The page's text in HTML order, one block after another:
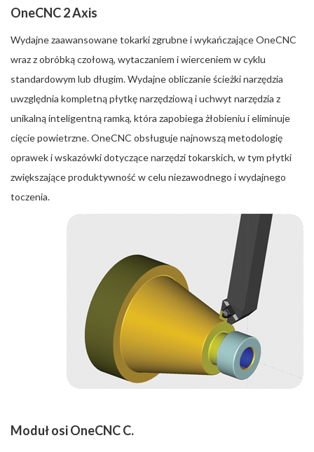
OneCNC 2 Axis
Wydajne zaawansowane tokarki zgrubne i wykańczające OneCNC
wraz z obróbką czołową, wytaczaniem i wierceniem w cyklu
standardowym lub długim. Wydajne obliczanie ścieżki narzędzia
uwzględnia kompletną płytkę narzędziową i uchwyt narzędzia z
unikalną inteligentną ramką, która zapobiega żłobieniu i eliminuje
cięcie powietrzne. OneCNC obsługuje najnowszą metodologię
oprawek i wskazówki dotyczące narzędzi tokarskich, w tym płytki
zwiększające produktywność w celu niezawodnego i wydajnego
toczenia.
Moduł osi OneCNC C.